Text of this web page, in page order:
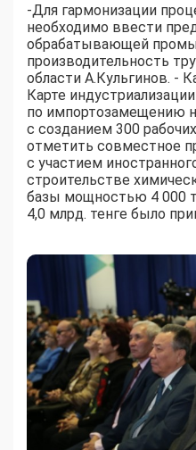
-Для гармонизации
необходимо ввести
обрабатывающей
производительность
области А.Кульгинов. -
Карте
по импортозамещению
с созданием 300
отметить совместное
с участием
строительстве
базы мощностью 4 000
4,0 млрд. тенге было